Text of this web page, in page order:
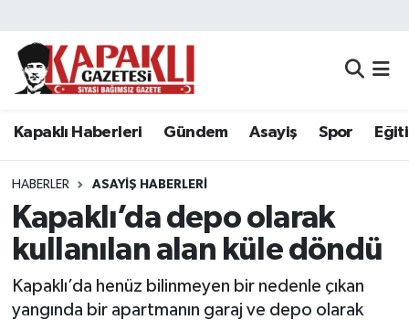
Kapaklı Haberleri Gündem Asayiş Spor
HABERLER ASAYIŞ HABERLERI
Kapaklı’da depo olarak
kullanılan alan küle döndü
Kapaklı’da henüz bilinmeyen bir nedenle çıkan
yangında bir apartmanın garaj ve depo olarak
Kapaklı Haberleri
Asayiş
Spor
Eğitim
Siyaset
Tekirdağ Nöbetçi Eczaneler
Tekirdağ Namaz Vakitleri
Tekirdağ Trafik Yoğunluk Haritası
Süper Lig Puan Durumu ve Fikstür
Tüm Manşetler